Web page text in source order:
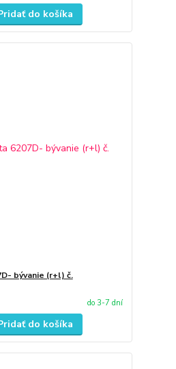
do košíka
bývanie (r+l) č.
do 3-7 dní
do košíka